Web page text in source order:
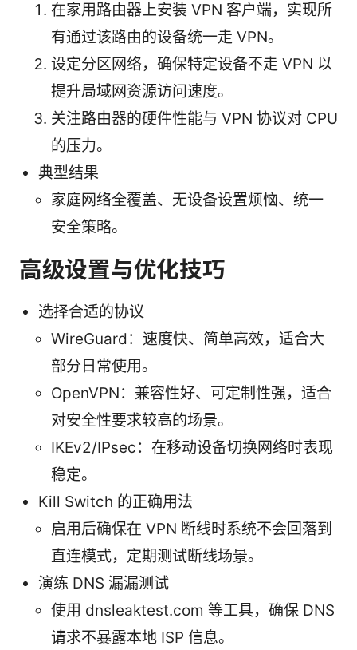
在家用路由器上安装 VPN 客户端，实现所
有通过该路由的设备统一走 VPN。
设定分区网络，确保特定设备不走 VPN 以
提升局域网资源访问速度。
关注路由器的硬件性能与 VPN 协议对 CPU
的压力。
典型结果
家庭网络全覆盖、无设备设置烦恼、统一
安全策略。
高级设置与优化技巧
选择合适的协议
WireGuard：速度快、简单高效，适合大
部分日常使用。
OpenVPN：兼容性好、可定制性强，适合
对安全性要求较高的场景。
IKEv2/IPsec：在移动设备切换网络时表现
稳定。
Kill Switch 的正确用法
启用后确保在 VPN 断线时系统不会回落到
直连模式，定期测试断线场景。
演练 DNS 漏漏测试
使用 dnsleaktest.com 等工具，确保 DNS
请求不暴露本地 ISP 信息。